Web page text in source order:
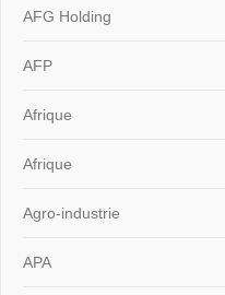
AFG Holding
AFP
Afrique
Afrique
Agro-industrie
APA